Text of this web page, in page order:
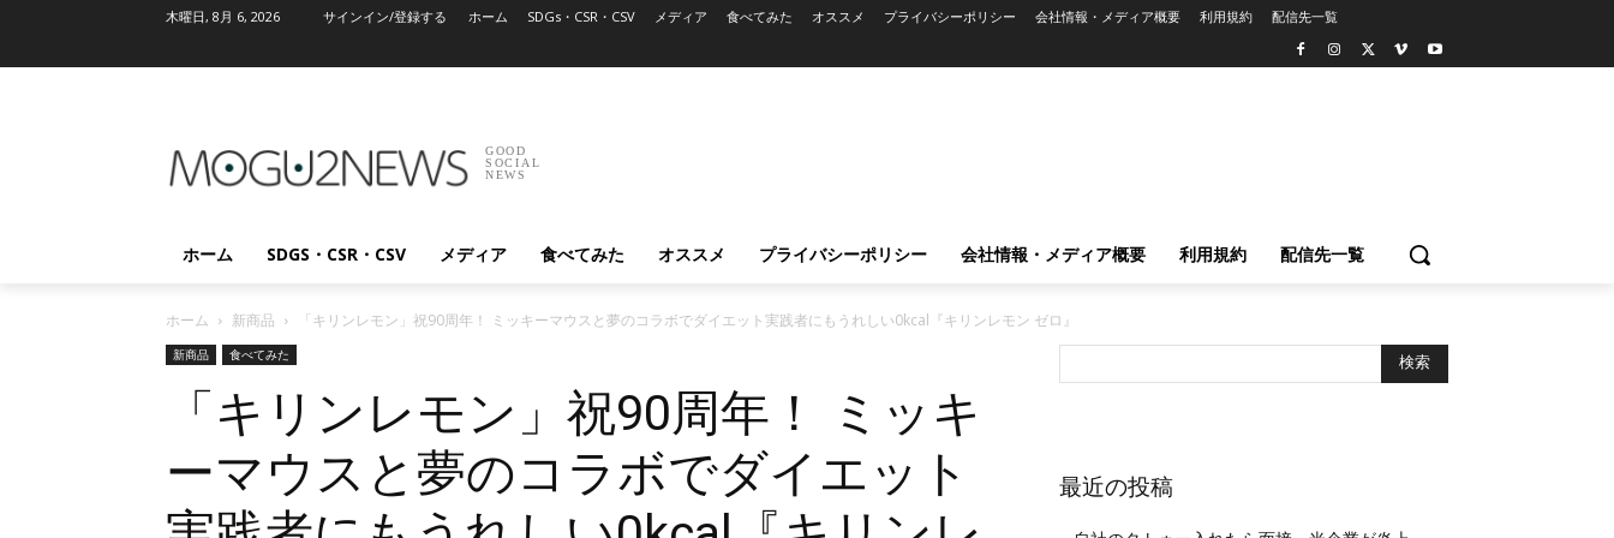
木曜日, 8月 6, 2026 サインイン/登録する ホーム SDGs・CSR・CSV メディア 食べてみた オススメ プライバシーポリシー 会社情報・メディア概要 利用規約 配信先一覧
GOOD
SOCIAL
NEWS
ホーム SDGS・CSR・CSV メディア 食べてみた オススメ プライバシーポリシー 会社情報・メディア概要 利用規約 配信先一覧
ホーム 新商品 「キリンレモン」祝90周年！ ミッキーマウスと夢のコラボでダイエット実践者にもうれしい0kcal『キリンレモン ゼロ』
新商品 食べてみた
「キリンレモン」祝90周年！ ミッキ
ーマウスと夢のコラボでダイエット
最近の投稿